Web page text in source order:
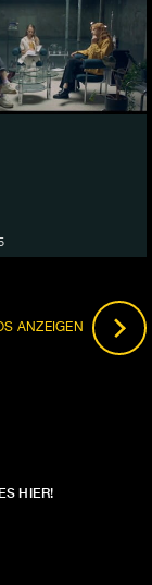
ANZEIGEN
HIER!